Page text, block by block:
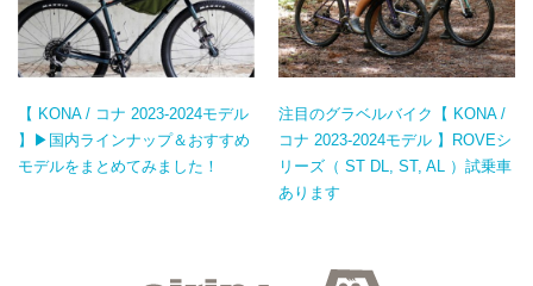
【 KONA / コナ 2023-2024モデル
】▶国内ラインナップ＆おすすめ
モデルをまとめてみました！
注目のグラベルバイク【 KONA /
コナ 2023-2024モデル 】ROVEシ
リーズ（ ST DL, ST, AL ）試乗車
あります